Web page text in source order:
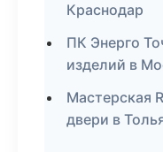
Краснодар
ПК Энерго
изделий в
Мастерская
двери в